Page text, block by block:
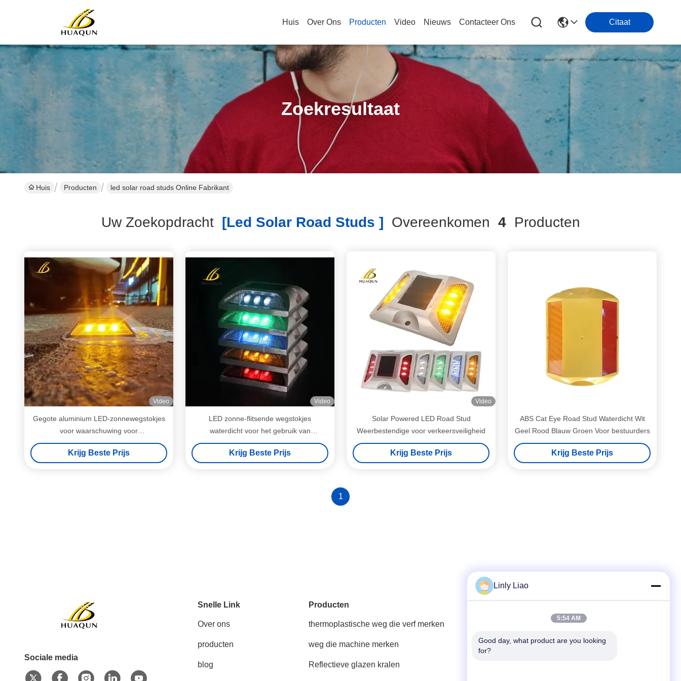
Huis Over Ons Producten Video Nieuws Contacteer Ons Citaat
Zoekresultaat
Huis Producten led solar road studs Online Fabrikant
Uw Zoekopdracht[led Solar Road Studs ] Overeenkomen 4Producten
Video
Gegote aluminium LED-zonnewegstokjes
voor waarschuwing voor
verkeersveiligheid
Krijg Beste Prijs
Video
LED zonne-flitsende wegstokjes
waterdicht voor het gebruik van
verkeersborden en veiligheid
Krijg Beste Prijs
Video
Solar Powered LED Road Stud
Weerbestendige voor verkeersveiligheid
Krijg Beste Prijs
ABS Cat Eye Road Stud Waterdicht Wit
Geel Rood Blauw Groen Voor bestuurders
Krijg Beste Prijs
1
Sociale media
Snelle Link
Over ons
producten
blog
Producten
thermoplastische weg die verf merken
weg die machine merken
Reflectieve glazen kralen
86-15218861996
Linly Liao
5:54 AM
Good day, what product are you looking
for?